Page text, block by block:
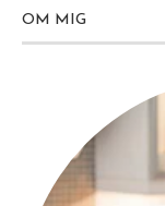
OM MIG